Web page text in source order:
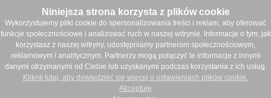
Niniejsza strona korzysta z plików cookie
Wykorzystujemy pliki cookie do spersonalizowania treści i reklam, aby oferować
funkcje społecznościowe i analizować ruch w naszej witrynie. Informacje o tym, jak
korzystasz z naszej witryny, udostępniamy partnerom społecznościowym,
reklamowym i analitycznym. Partnerzy mogą połączyć te informacje z innymi
danymi otrzymanymi od Ciebie lub uzyskanymi podczas korzystania z ich usług.
Kliknij tutaj, aby dowiedzieć się więcej o ustawieniach plików cookie.
Akceptuję